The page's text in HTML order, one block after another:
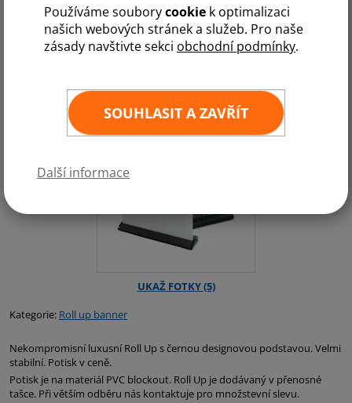
Používáme souborycookie k optimalizaci
našich webových stránek a služeb. Pro naše
zásady navštivte sekci obchodní podmínky.
SOUHLASIT A ZAVŘÍT
Další informace
Kategorie: Roll up banner
Nekompromisní luxusní Roll Up s černou designovou podstavou. Velmi
stabilní. Potisk v ceně.
Potisk je na materiál PVC blockout. Roll Up je dodávaný v přenosné
tašce. Při větším odběru nás kontaktuje pro množstevní slevu.